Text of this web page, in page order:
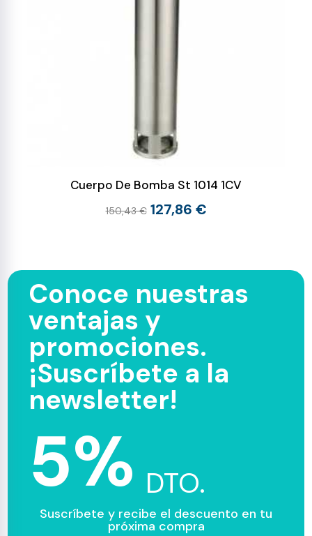
Cuerpo De Bomba St 1014 1CV
150,43 € 127,86 €
Conoce nuestras
ventajas y
promociones.
¡Suscríbete a la
newsletter!
5% DTO.
Suscríbete y recibe el descuento en tu
próxima compra